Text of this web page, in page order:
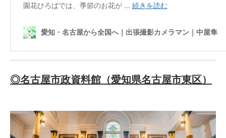
◎名古屋市政資料館（愛知県名古屋市東区）